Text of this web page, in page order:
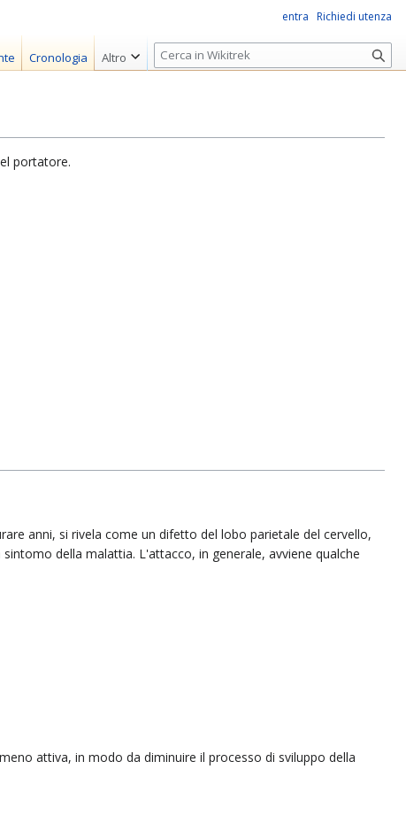
portatore.
anni, si rivela come un difetto del lobo parietale del cervello,
della malattia. L'attacco, in generale, avviene qualche
attiva, in modo da diminuire il processo di sviluppo della
entra Richiedi utenza
Cronologia Altro
R
i
r